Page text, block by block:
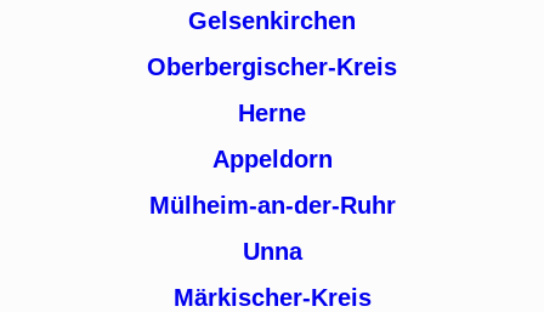
Gelsenkirchen
Oberbergischer-Kreis
Herne
Appeldorn
Mülheim-an-der-Ruhr
Unna
Märkischer-Kreis